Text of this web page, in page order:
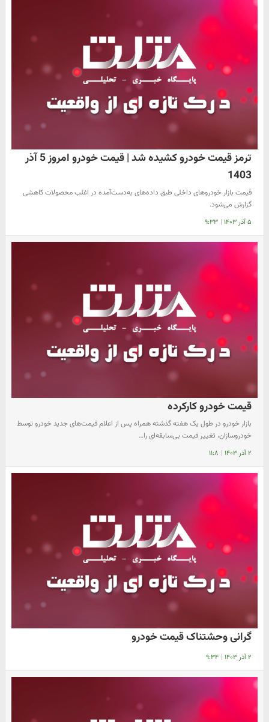
ترمز قیمت خودرو کشیده شد | قیمت خودرو امروز 5 آذر
1403
قیمت بازار خودرو‌های داخلی طبق داده‌های به‌دست‌آمده در اغلب محصولات کاهشی
گزارش می‌شود.
۵ آذر ۱۴۰۳ | ۹:۳۳
قیمت خودرو کارکرده
بازار خودرو در طول یک هفته گذشته همراه پس از اعلام قیمت‌های جدید خودرو توسط
خودروسازان، تغییر قیمت بی‌سابقه‌ای را…
۲ آذر ۱۴۰۳ | ۱۱:۸
گرانی وحشتناک قیمت خودرو
۲ آذر ۱۴۰۳ | ۹:۳۴